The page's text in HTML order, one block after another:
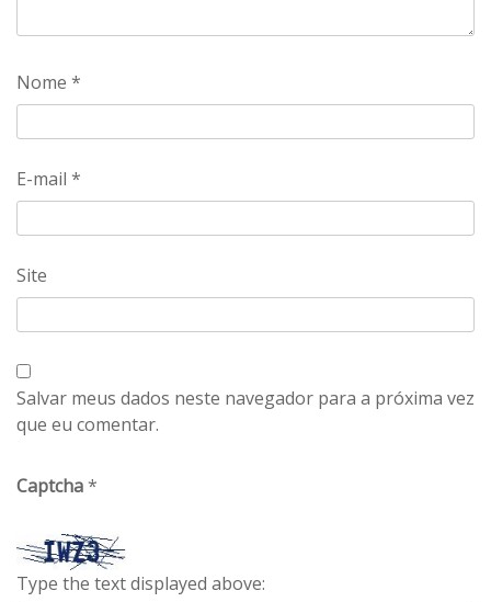
Nome *
E-mail *
Site
Salvar meus dados neste navegador para a próxima vez
que eu comentar.
Captcha*
Type the text displayed above: